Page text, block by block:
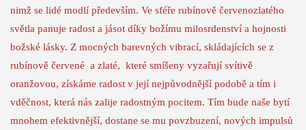
nimž se lidé modlí především. Ve sféře rubínově červenozlatého
světla panuje radost a jásot díky božímu milosrdenství a hojnosti
božské lásky. Z mocných barevných vibrací, skládajících se z
rubínově červené a zlaté, které smíšeny vyzařují svítivě
oranžovou, získáme radost v její nejpůvodnější podobě a tím i
vděčnost, která nás zalije radostným pocitem. Tím bude naše bytí
mnohem efektivnější, dostane se mu povzbuzení, nových impulsů